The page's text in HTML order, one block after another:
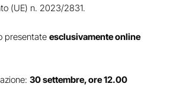
(UE) n. 2023/2831.
presentate esclusivamente online
30 settembre, ore 12.00